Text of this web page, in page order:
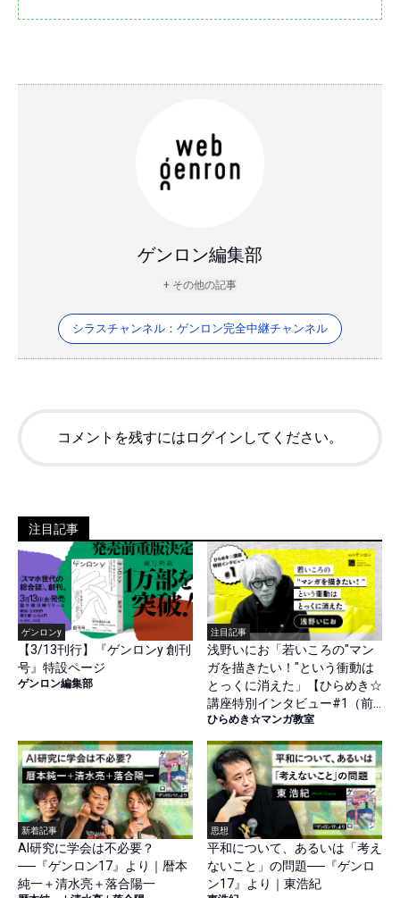
ゲンロン編集部
+ その他の記事
シラスチャンネル：ゲンロン完全中継チャンネル
コメントを残すにはログインしてください。
注目記事
ゲンロンy
【3/13刊行】『ゲンロンy 創刊
号』特設ページ
ゲンロン編集部
注目記事
浅野いにお「若いころの"マン
ガを描きたい！"という衝動は
とっくに消えた」【ひらめき☆
講座特別インタビュー#1（前
篇）】
ひらめき☆マンガ教室
新着記事
AI研究に学会は不必要？
──『ゲンロン17』より｜暦本
純一＋清水亮＋落合陽一
思想
平和について、あるいは「考え
ないこと」の問題──『ゲンロ
ン17』より｜東浩紀